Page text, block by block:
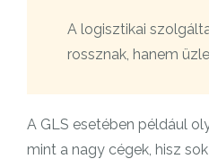
A logisztikai
rossznak, hanem
A GLS esetében például
mint a nagy cégek, hisz